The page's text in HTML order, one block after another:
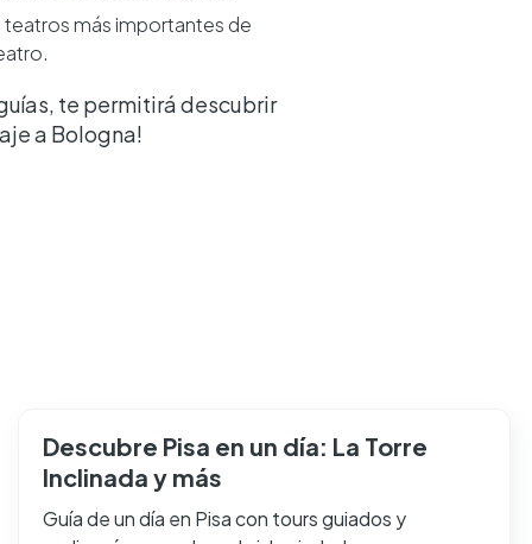
teatros más importantes de
te permitirá descubrir
a Bologna!
Descubre Pisa en un día: La Torre
Inclinada y más
Guía de un día en Pisa con tours guiados y